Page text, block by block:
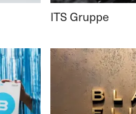
ITS Gruppe